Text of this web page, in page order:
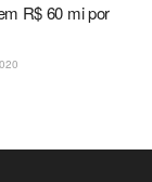
R$ 60 mi por